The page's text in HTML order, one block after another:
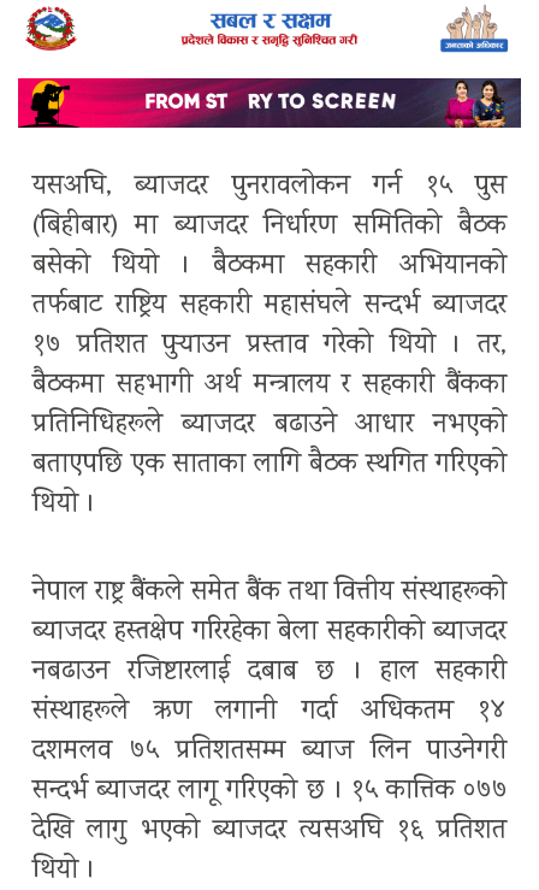
यसअघि, ब्याजदर पुनरावलोकन गर्न १५ पुस
(बिहीबार) मा ब्याजदर निर्धारण समितिको बैठक
बसेको थियो । बैठकमा सहकारी अभियानको
तर्फबाट राष्ट्रिय सहकारी महासंघले सन्दर्भ ब्याजदर
१७ प्रतिशत पुर्‍याउन प्रस्ताव गरेको थियो । तर,
बैठकमा सहभागी अर्थ मन्त्रालय र सहकारी बैंकका
प्रतिनिधिहरूले ब्याजदर बढाउने आधार नभएको
बताएपछि एक साताका लागि बैठक स्थगित गरिएको
थियो ।
नेपाल राष्ट्र बैंकले समेत बैंक तथा वित्तीय संस्थाहरूको
ब्याजदर हस्तक्षेप गरिरहेका बेला सहकारीको ब्याजदर
नबढाउन रजिष्टारलाई दबाब छ । हाल सहकारी
संस्थाहरूले ऋण लगानी गर्दा अधिकतम १४
दशमलव ७५ प्रतिशतसम्म ब्याज लिन पाउनेगरी
सन्दर्भ ब्याजदर लागू गरिएको छ । १५ कात्तिक ०७७
देखि लागु भएको ब्याजदर त्यसअघि १६ प्रतिशत
थियो ।